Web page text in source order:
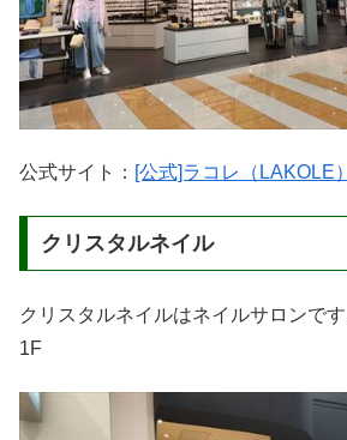
公式サイト： [公式]ラコレ（LAKOLE
クリスタルネイル
クリスタルネイルはネイルサロンで
1F